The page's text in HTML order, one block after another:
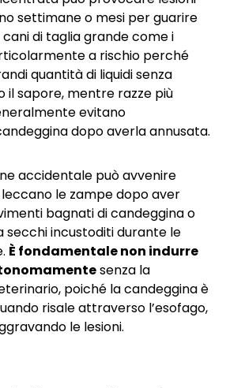
settimane o mesi per guarire
di taglia grande come i
a rischio perché
quantità di liquidi senza
il sapore, mentre razze più
evitano
dopo averla annusata.
accidentale può avvenire
le zampe dopo aver
bagnati di candeggina o
secchi incustoditi durante le
È fondamentale non indurre
senza la
poiché la candeggina è
risale attraverso l’esofago,
le lesioni.